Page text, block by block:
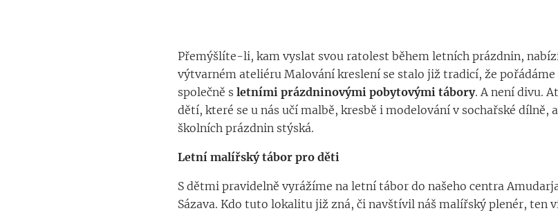
Přemýšlíte-li, kam vyslat svou ratolest během letních prázdnin,
výtvarném ateliéru Malování kreslení se stalo již tradicí, že pořádáme
společně s letními prázdninovými pobytovými tábory. A není divu.
dětí, které se u nás učí malbě, kresbě i modelování v sochařské dílně,
školních prázdnin stýská.
Letní malířský tábor pro děti
S dětmi pravidelně vyrážíme na letní tábor do našeho centra
Sázava. Kdo tuto lokalitu již zná, či navštívil náš malířský plenér, ten